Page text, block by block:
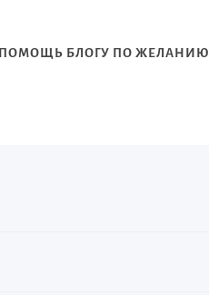
ПОМОЩЬ БЛОГУ ПО ЖЕЛАНИЮ